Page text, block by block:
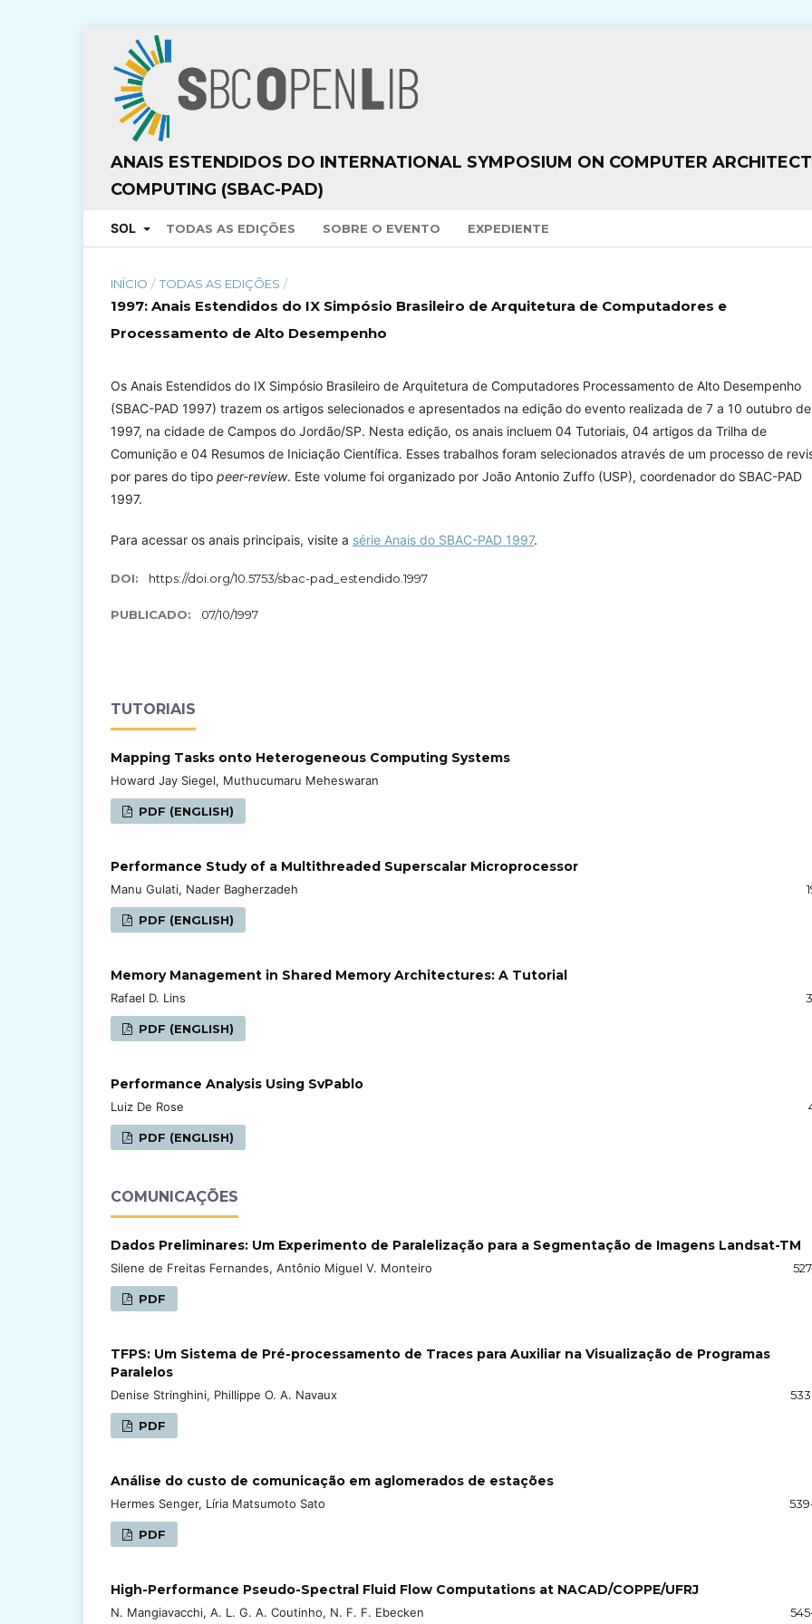
ANAIS ESTENDIDOS DO INTERNATIONAL SYMPOSIUM ON COMPUTER
COMPUTING (SBAC-PAD)
SOL TODAS AS EDIÇÕES SOBRE O EVENTO EXPEDIENTE
INÍCIO / TODAS AS EDIÇÕES /
1997: Anais Estendidos do IX Simpósio Brasileiro de Arquitetura de Computadores e
Processamento de Alto Desempenho
Os Anais Estendidos do IX Simpósio Brasileiro de Arquitetura de Computadores Processamento de Alto Desempenho
(SBAC-PAD 1997) trazem os artigos selecionados e apresentados na edição do evento realizada de 7 a 10 outubro de
1997, na cidade de Campos do Jordão/SP. Nesta edição, os anais incluem 04 Tutoriais, 04 artigos da Trilha de
Comunição e 04 Resumos de Iniciação Científica. Esses trabalhos foram selecionados através de um processo de
por pares do tipo peer-review. Este volume foi organizado por João Antonio Zuffo (USP), coordenador do SBAC-PAD
1997.
Para acessar os anais principais, visite a série Anais do SBAC-PAD 1997.
DOI: https://doi.org/10.5753/sbac-pad_estendido.1997
PUBLICADO: 07/10/1997
TUTORIAIS
Mapping Tasks onto Heterogeneous Computing Systems
Howard Jay Siegel, Muthucumaru Meheswaran
PDF (ENGLISH)
Performance Study of a Multithreaded Superscalar Microprocessor
Manu Gulati, Nader Bagherzadeh
PDF (ENGLISH)
Memory Management in Shared Memory Architectures: A Tutorial
Rafael D. Lins
PDF (ENGLISH)
Performance Analysis Using SvPablo
Luiz De Rose
PDF (ENGLISH)
COMUNICAÇÕES
Dados Preliminares: Um Experimento de Paralelização para a Segmentação de Imagens Landsat-TM
Silene de Freitas Fernandes, Antônio Miguel V. Monteiro
PDF
TFPS: Um Sistema de Pré-processamento de Traces para Auxiliar na Visualização de Programas
Paralelos
Denise Stringhini, Phillippe O. A. Navaux
PDF
Análise do custo de comunicação em aglomerados de estações
Hermes Senger, Líria Matsumoto Sato
PDF
High-Performance Pseudo-Spectral Fluid Flow Computations at NACAD/COPPE/UFRJ
N. Mangiavacchi, A. L. G. A. Coutinho, N. F. F. Ebecken